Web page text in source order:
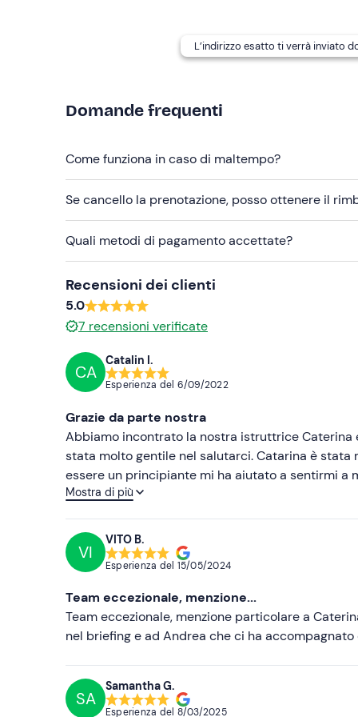
L’indirizzo esatto ti verrà inviato
Domande frequenti
Come funziona in caso di maltempo?
Se cancello la prenotazione, posso ottenere il
Quali metodi di pagamento accettate?
Recensioni dei clienti
5.0
7 recensioni verificate
CA
Catalin I.
Esperienza del 6/09/2022
Grazie da parte nostra
Abbiamo incontrato la nostra istruttrice
stata molto gentile nel salutarci. Catarina è stata
essere un principiante mi ha aiutato a sentirmi a
immergermi. È stata in grado di orientarsi molto
quanto potessimo sperare. Grazie mille a tutto il
Mostra di più
VI
VITO B.
Esperienza del 15/05/2024
Team eccezionale, menzione...
Team eccezionale, menzione particolare a
nel briefing e ad Andrea che ci ha
SA
Samantha G.
Esperienza del 8/03/2025